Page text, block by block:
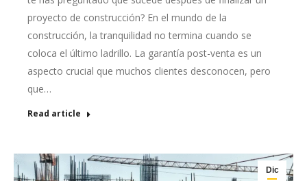
proyecto de construcción? En el mundo de la
construcción, la tranquilidad no termina cuando se
coloca el último ladrillo. La garantía post-venta es un
aspecto crucial que muchos clientes desconocen, pero
que…
Read article
Dic